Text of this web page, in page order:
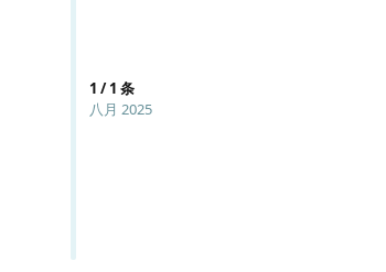
1 /1 条
八月 2025